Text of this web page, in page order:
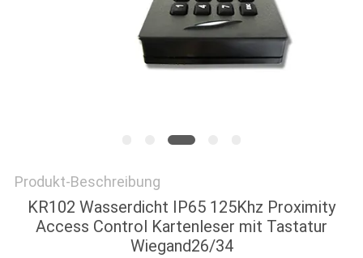
Produkt-Beschreibung
KR102 Wasserdicht IP65 125Khz Proximity
Access Control Kartenleser mit Tastatur
Wiegand26/34